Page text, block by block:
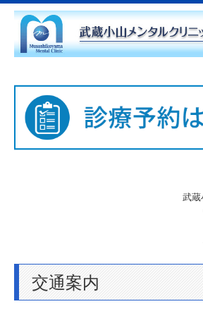
ホーム
診療案内
院長紹介
武蔵
交通案内